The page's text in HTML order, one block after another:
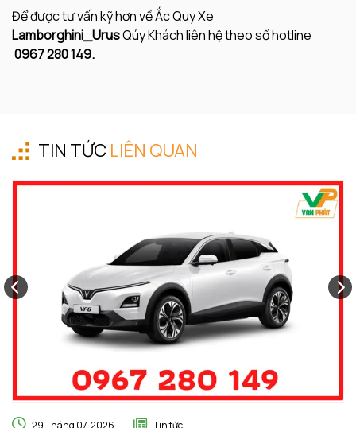
Để được tư vấn kỹ hơn về Ắc Quy Xe
Lamborghini_UrusQúy Khách liên hệ theo số hotline
0967 280 149.
TIN TỨC LIÊN QUAN